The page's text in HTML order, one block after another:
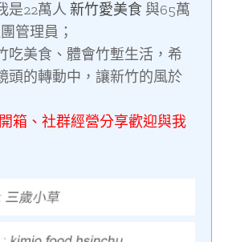
是22萬人 新竹愛美食 與65萬
管理員；
吃美食、體會竹塹生活，希
頭的轉動中，讓新竹的風於
箱、社群經營分享歡迎與我